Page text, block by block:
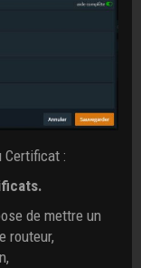
Certificat :
de mettre un
routeur,